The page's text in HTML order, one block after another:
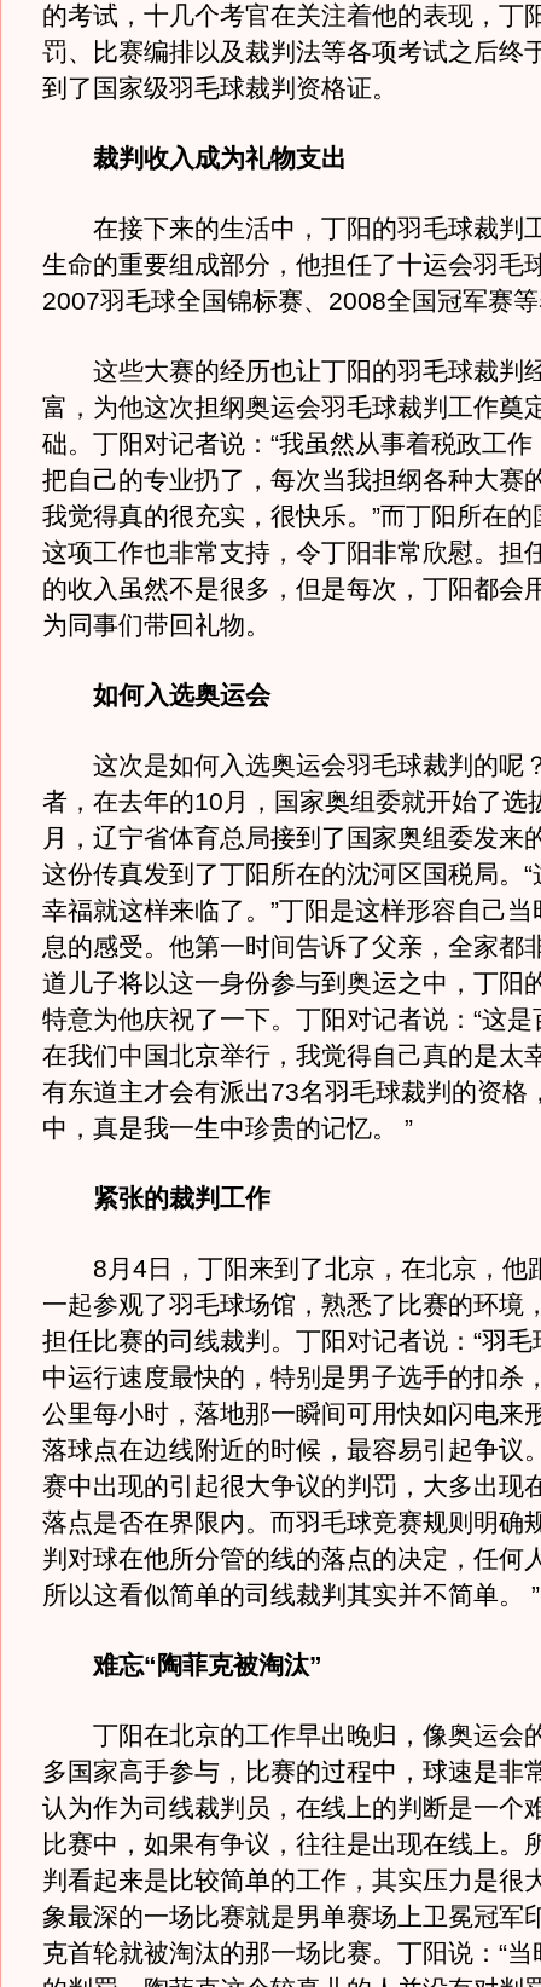
的考试，十几个考官在关注着他的表现，丁
罚、比赛编排以及裁判法等各项考试之后终
到了国家级羽毛球裁判资格证。
裁判收入成为礼物支出
在接下来的生活中，丁阳的羽毛球裁判
生命的重要组成部分，他担任了十运会羽毛
2007羽毛球全国锦标赛、2008全国冠军赛
这些大赛的经历也让丁阳的羽毛球裁判
富，为他这次担纲奥运会羽毛球裁判工作奠
础。丁阳对记者说：“我虽然从事着税政工
把自己的专业扔了，每次当我担纲各种大赛
我觉得真的很充实，很快乐。”而丁阳所在
这项工作也非常支持，令丁阳非常欣慰。担
的收入虽然不是很多，但是每次，丁阳都会
为同事们带回礼物。
如何入选奥运会
这次是如何入选奥运会羽毛球裁判的呢
者，在去年的10月，国家奥组委就开始了选
月，辽宁省体育总局接到了国家奥组委发来
这份传真发到了丁阳所在的沈河区国税局。
幸福就这样来临了。”丁阳是这样形容自己
息的感受。他第一时间告诉了父亲，全家都
道儿子将以这一身份参与到奥运之中，丁阳
特意为他庆祝了一下。丁阳对记者说：“这
在我们中国北京举行，我觉得自己真的是太
有东道主才会有派出73名羽毛球裁判的资格
中，真是我一生中珍贵的记忆。 ”
紧张的裁判工作
8月4日，丁阳来到了北京，在北京，他
一起参观了羽毛球场馆，熟悉了比赛的环境
担任比赛的司线裁判。丁阳对记者说：“羽
中运行速度最快的，特别是男子选手的扣杀
公里每小时，落地那一瞬间可用快如闪电来
落球点在边线附近的时候，最容易引起争议
赛中出现的引起很大争议的判罚，大多出现
落点是否在界限内。而羽毛球竞赛规则明确
判对球在他所分管的线的落点的决定，任何
所以这看似简单的司线裁判其实并不简单。 ”
难忘“陶菲克被淘汰”
丁阳在北京的工作早出晚归，像奥运会
多国家高手参与，比赛的过程中，球速是非
认为作为司线裁判员，在线上的判断是一个
比赛中，如果有争议，往往是出现在线上。
判看起来是比较简单的工作，其实压力是很
象最深的一场比赛就是男单赛场上卫冕冠军
克首轮就被淘汰的那一场比赛。丁阳说：“